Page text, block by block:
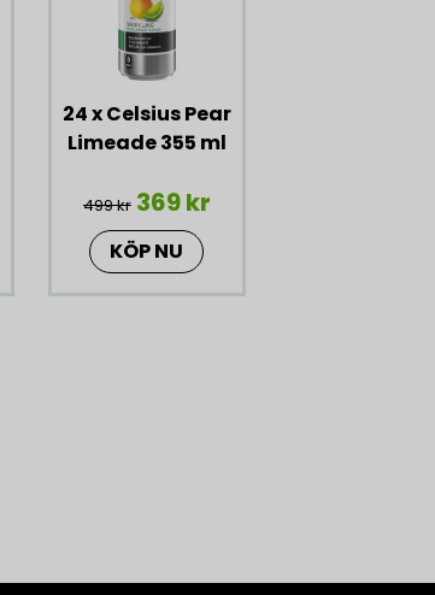
24 x Celsius Pear
Limeade 355 ml
499 kr 369 kr
KÖP NU